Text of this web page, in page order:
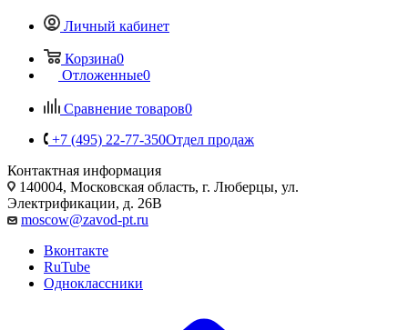
Личный кабинет
Корзина0
Отложенные0
Сравнение товаров0
+7 (495) 22-77-350Отдел продаж
Контактная информация
140004, Московская область, г. Люберцы, ул.
Электрификации, д. 26В
moscow@zavod-pt.ru
Вконтакте
RuTube
Одноклассники